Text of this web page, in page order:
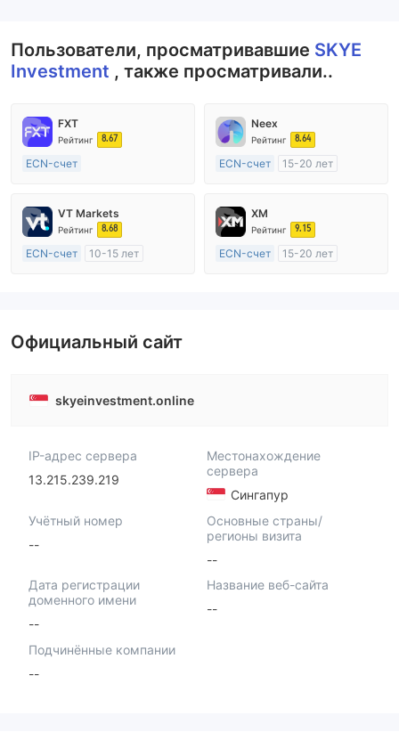
Пользователи, просматривавшие SKYE
Investment , также просматривали..
FXT
Рейтинг 8.67
ECN-счет
Маркет-Мейкинг (MM)
Neex
Рейтинг 8.64
ECN-счет
15-20 лет
Маркет-Мейкинг (MM)
Основной стандарт MT4
VT Markets
Рейтинг 8.68
ECN-счет
10-15 лет
XM
Рейтинг 9.15
ECN-счет
15-20 лет
Официальный сайт
skyeinvestment.online
IP-адрес сервера
13.215.239.219
Местонахождение
сервера
Сингапур
Учётный номер
--
Основные страны/
регионы визита
--
Дата регистрации
доменного имени
--
Название веб-сайта
--
Подчинённые компании
--